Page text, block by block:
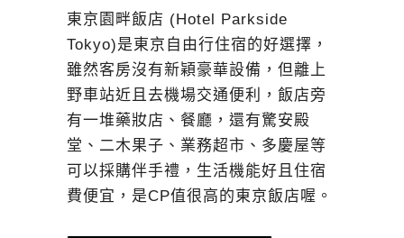
東京園畔飯店 (Hotel Parkside
Tokyo)是東京自由行住宿的好選擇，
雖然客房沒有新穎豪華設備，但離上
野車站近且去機場交通便利，飯店旁
有一堆藥妝店、餐廳，還有驚安殿
堂、二木果子、業務超市、多慶屋等
可以採購伴手禮，生活機能好且住宿
費便宜，是CP值很高的東京飯店喔。